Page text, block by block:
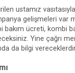
ustamız
gelişmeleri var
bakım ücreti, kombi
Yine çağrı
da bilgi